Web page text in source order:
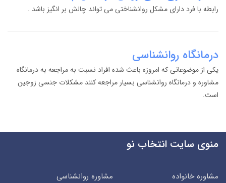
رابطه با فرد دارای مشکل روانشناختی می تواند چالش بر انگیز باشد .
درمانگاه روانشناسی
یکی از موضوعاتی که امروزه باعث شده افراد نسبت به مراجعه به درمانگاه
مشاوره و درمانگاه روانشناسی بسیار مراجعه کنند مشکلات جنسی زوجین
است.
منوی سایت انتخاب نو
مشاوره خانواده
مشاوره روانشناسی